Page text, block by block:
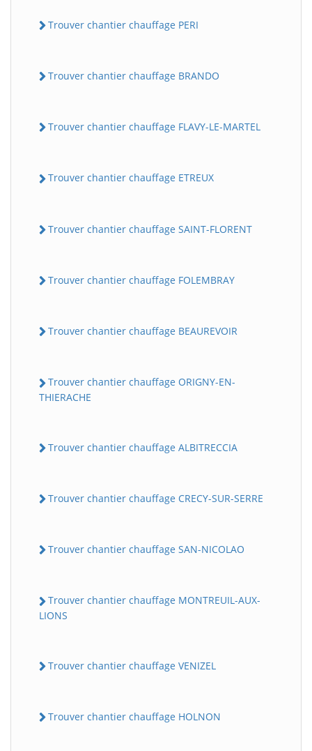
Trouver chantier chauffage PERI
Trouver chantier chauffage BRANDO
Trouver chantier chauffage FLAVY-LE-MARTEL
Trouver chantier chauffage ETREUX
Trouver chantier chauffage SAINT-FLORENT
Trouver chantier chauffage FOLEMBRAY
Trouver chantier chauffage BEAUREVOIR
Trouver chantier chauffage ORIGNY-EN-
THIERACHE
Trouver chantier chauffage ALBITRECCIA
Trouver chantier chauffage CRECY-SUR-SERRE
Trouver chantier chauffage SAN-NICOLAO
Trouver chantier chauffage MONTREUIL-AUX-
LIONS
Trouver chantier chauffage VENIZEL
Trouver chantier chauffage HOLNON